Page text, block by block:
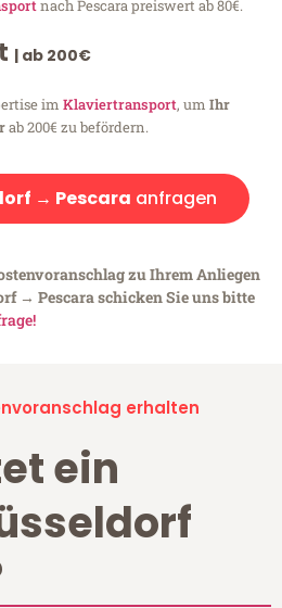
nach Pescara preiswert ab 80€.
| ab 200€
im Klaviertransport, um Ihr
ab 200€ zu befördern.
→ Pescara anfragen
zu Ihrem Anliegen
→ Pescara schicken Sie uns bitte
erhalten
ein